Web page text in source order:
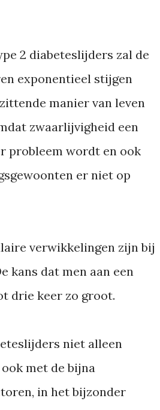
2 diabeteslijders zal de
exponentieel stijgen
manier van leven
zwaarlijvigheid een
probleem wordt en ook
er niet op
verwikkelingen zijn bij
kans dat men aan een
drie keer zo groot.
niet alleen
met de bijna
in het bijzonder